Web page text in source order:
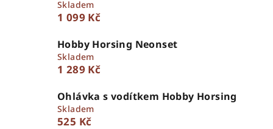
Skladem
1 099 Kč
Hobby Horsing Neonset
Skladem
1 289 Kč
Ohlávka s vodítkem Hobby Horsing
Skladem
525 Kč